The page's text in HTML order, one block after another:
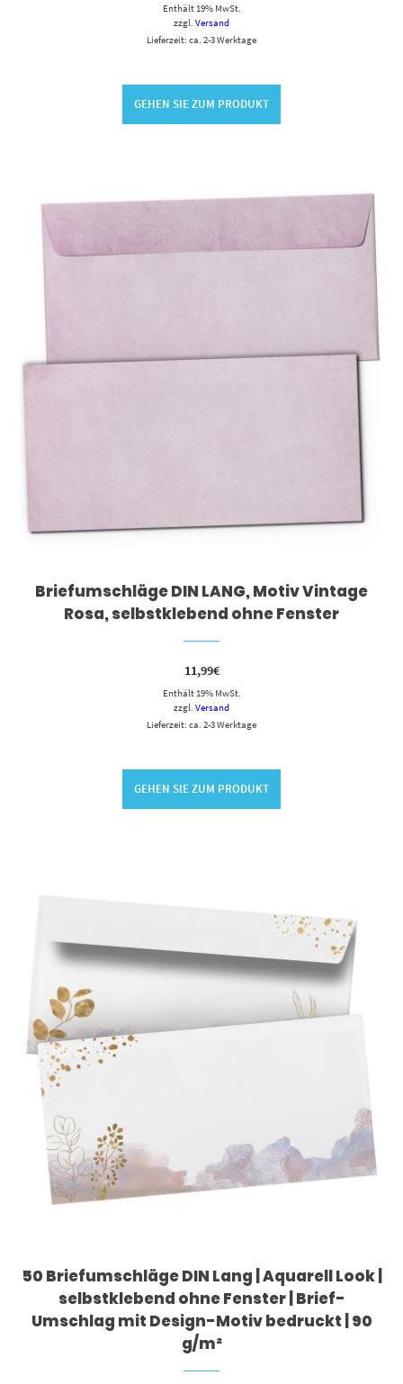
Enthält 19% MwSt.
zzgl. Versand
Lieferzeit: ca. 2-3 Werktage
GEHEN SIE ZUM PRODUKT
Briefumschläge DIN LANG, Motiv Vintage
Rosa, selbstklebend ohne Fenster
11,99€
Enthält 19% MwSt.
zzgl. Versand
Lieferzeit: ca. 2-3 Werktage
GEHEN SIE ZUM PRODUKT
50 Briefumschläge DIN Lang | Aquarell Look |
selbstklebend ohne Fenster | Brief-
Umschlag mit Design-Motiv bedruckt | 90
g/m²